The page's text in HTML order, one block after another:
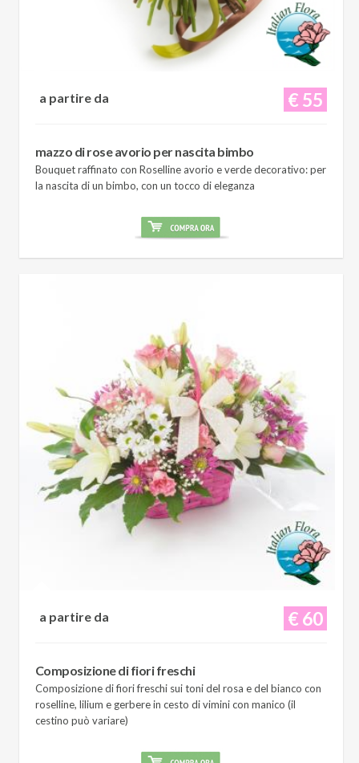
€ 55
a partire da
mazzo di rose avorio per nascita bimbo
Bouquet raffinato con Roselline avorio e verde decorativo: per
la nascita di un bimbo, con un tocco di eleganza
€ 60
a partire da
Composizione di fiori freschi
Composizione di fiori freschi sui toni del rosa e del bianco con
roselline, lilium e gerbere in cesto di vimini con manico (il
cestino può variare)